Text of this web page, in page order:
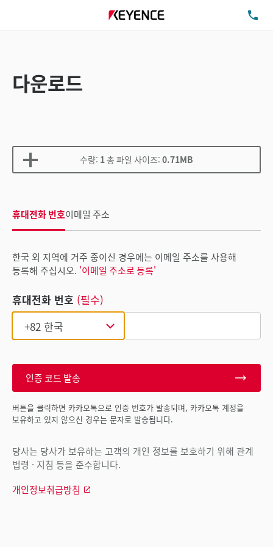
다운로드
수량: 1총 파일 사이즈: 0.71MB
휴대전화 번호이메일 주소
한국 외 지역에 거주 중이신 경우에는 이메일 주소를 사용해
등록해 주십시오. '이메일 주소로 등록'
휴대전화 번호 (필수)
인증 코드 발송
버튼을 클릭하면 카카오톡으로 인증 번호가 발송되며, 카카오톡 계정을
보유하고 있지 않으신 경우는 문자로 발송됩니다.
당사는 당사가 보유하는 고객의 개인 정보를 보호하기 위해 관계
법령 · 지침 등을 준수합니다.
개인정보취급방침